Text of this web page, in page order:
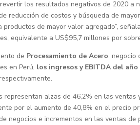
los resultados negativos de 2020 a
reducción de costos y búsqueda de
productos de mayor valor agregado”,
equivalente a US$95,7 millones por
de Procesamiento de Acero, negocio
en Perú, los ingresos y EBITDA del
representan alzas de 46,2% en las
por el aumento de 40,8% en el precio
negocios e incrementos en las ventas